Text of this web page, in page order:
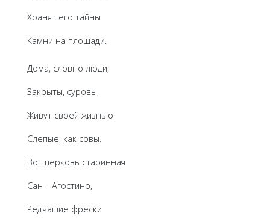
Хранят его тайны
Камни на площади.
Дома, словно люди,
Закрыты, суровы,
Живут своей жизнью
Слепые, как совы.
Вот церковь старинная
Сан – Агостино,
Редчашие фрески